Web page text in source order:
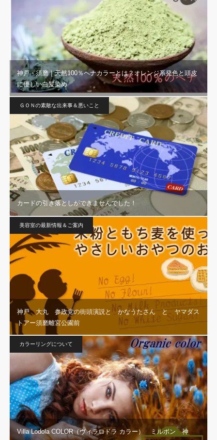
神戸・須磨｜天然100％ヘナカラーとは？オレンジ系発色と頭皮
に優しい白髪染め
ＧＯＮの素敵な出来事＆悪いこと
カードの引き落としができませんでした！
美容室の最新情報＆ご案内
神戸 大丸 参政党の街頭演説と かなうたさん と ヤマダス
トアー須磨離宮公園前
カラーリングについて
Villa Lodola COLOR（ヴィラロドラ カラー） ミルボン 神